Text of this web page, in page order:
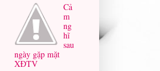
Cả
m
ng
hĩ
sau
ngày gặp mặt
XĐTV